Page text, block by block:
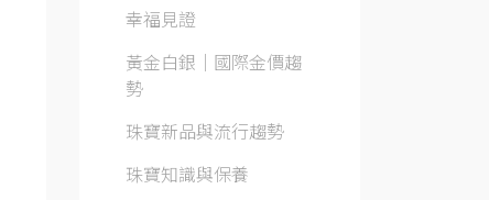
幸福見證
黃金白銀│國際金價趨
勢
珠寶新品與流行趨勢
珠寶知識與保養